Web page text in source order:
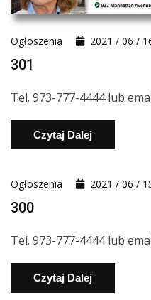
Ogłoszenia 2021 / 06 /
301
Tel. 973-777-4444 lub
Czytaj Dalej
Ogłoszenia 2021 / 06 /
300
Tel. 973-777-4444 lub
Czytaj Dalej